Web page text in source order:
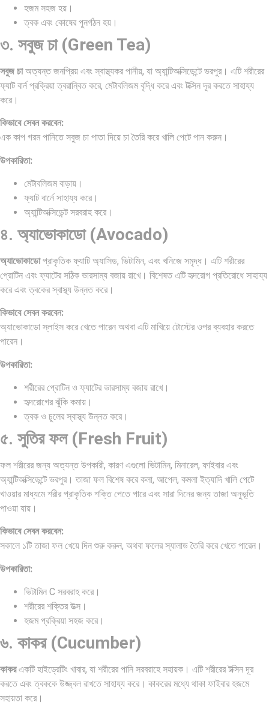
হজম সহজ হয়।
ত্বক এবং কোষের পুনর্গঠন হয়।
৩. সবুজ চা (Green Tea)
সবুজ চাঅত্যন্ত জনপ্রিয় এবং স্বাস্থ্যকর পানীয়, যা অ্যান্টিঅক্সিডেন্টে ভরপুর। এটি শরীরের
ফ্যাট বার্ন প্রক্রিয়া ত্বরান্বিত করে, মেটাবলিজম বৃদ্ধি করে এবং টক্সিন দূর করতে সাহায্য
করে।
কিভাবে সেবন করবেন:
এক কাপ গরম পানিতে সবুজ চা পাতা দিয়ে চা তৈরি করে খালি পেটে পান করুন।
উপকারিতা:
মেটাবলিজম বাড়ায়।
ফ্যাট বার্নে সাহায্য করে।
অ্যান্টিঅক্সিডেন্ট সরবরাহ করে।
৪. অ্যাভোকাডো (Avocado)
অ্যাভোকাডোপ্রাকৃতিক ফ্যাটি অ্যাসিড, ভিটামিন, এবং খনিজে সমৃদ্ধ। এটি শরীরের
প্রোটিন এবং ফ্যাটের সঠিক ভারসাম্য বজায় রাখে। বিশেষত এটি হৃদরোগ প্রতিরোধে সাহায্য
করে এবং ত্বকের স্বাস্থ্য উন্নত করে।
কিভাবে সেবন করবেন:
অ্যাভোকাডো স্লাইস করে খেতে পারেন অথবা এটি মাখিয়ে টোস্টের ওপর ব্যবহার করতে
পারেন।
উপকারিতা:
শরীরের প্রোটিন ও ফ্যাটের ভারসাম্য বজায় রাখে।
হৃদরোগের ঝুঁকি কমায়।
ত্বক ও চুলের স্বাস্থ্য উন্নত করে।
৫. সুতির ফল (Fresh Fruit)
ফল শরীরের জন্য অত্যন্ত উপকারী, কারণ এগুলো ভিটামিন, মিনারেল, ফাইবার এবং
অ্যান্টিঅক্সিডেন্টে ভরপুর। তাজা ফল বিশেষ করে কলা, আপেল, কমলা ইত্যাদি খালি পেটে
খাওয়ার মাধ্যমে শরীর প্রাকৃতিক শক্তি পেতে পারে এবং সারা দিনের জন্য তাজা অনুভূতি
পাওয়া যায়।
কিভাবে সেবন করবেন:
সকালে ১টি তাজা ফল খেয়ে দিন শুরু করুন, অথবা ফলের স্যালাড তৈরি করে খেতে পারেন।
উপকারিতা:
ভিটামিন C সরবরাহ করে।
শরীরের শক্তির উত্স।
হজম প্রক্রিয়া সহজ করে।
৬. কাকর (Cucumber)
কাকরএকটি হাইড্রেটিং খাবার, যা শরীরের পানি সরবরাহে সহায়ক। এটি শরীরের টক্সিন দূর
করতে এবং ত্বককে উজ্জ্বল রাখতে সাহায্য করে। কাকরের মধ্যে থাকা ফাইবার হজমে
সহায়তা করে।